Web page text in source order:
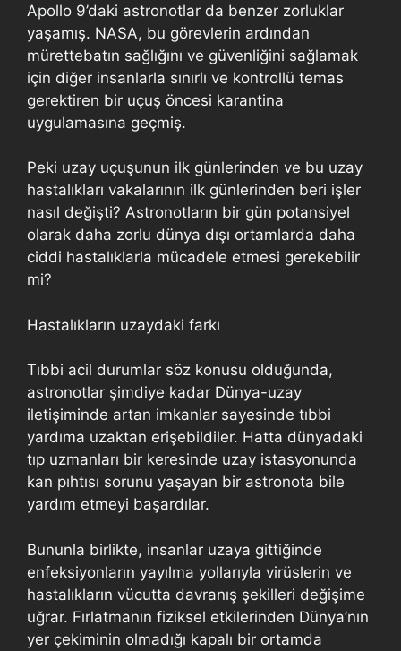
Apollo 9’daki astronotlar da benzer zorluklar
yaşamış. NASA, bu görevlerin ardından
mürettebatın sağlığını ve güvenliğini sağlamak
için diğer insanlarla sınırlı ve kontrollü temas
gerektiren bir uçuş öncesi karantina
uygulamasına geçmiş.
Peki uzay uçuşunun ilk günlerinden ve bu uzay
hastalıkları vakalarının ilk günlerinden beri işler
nasıl değişti? Astronotların bir gün potansiyel
olarak daha zorlu dünya dışı ortamlarda daha
ciddi hastalıklarla mücadele etmesi gerekebilir
mi?
Hastalıkların uzaydaki farkı
Tıbbi acil durumlar söz konusu olduğunda,
astronotlar şimdiye kadar Dünya-uzay
iletişiminde artan imkanlar sayesinde tıbbi
yardıma uzaktan erişebildiler. Hatta dünyadaki
tıp uzmanları bir keresinde uzay istasyonunda
kan pıhtısı sorunu yaşayan bir astronota bile
yardım etmeyi başardılar.
Bununla birlikte, insanlar uzaya gittiğinde
enfeksiyonların yayılma yollarıyla virüslerin ve
hastalıkların vücutta davranış şekilleri değişime
uğrar. Fırlatmanın fiziksel etkilerinden Dünya’nın
yer çekiminin olmadığı kapalı bir ortamda